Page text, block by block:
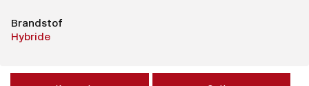
Brandstof
Hybride